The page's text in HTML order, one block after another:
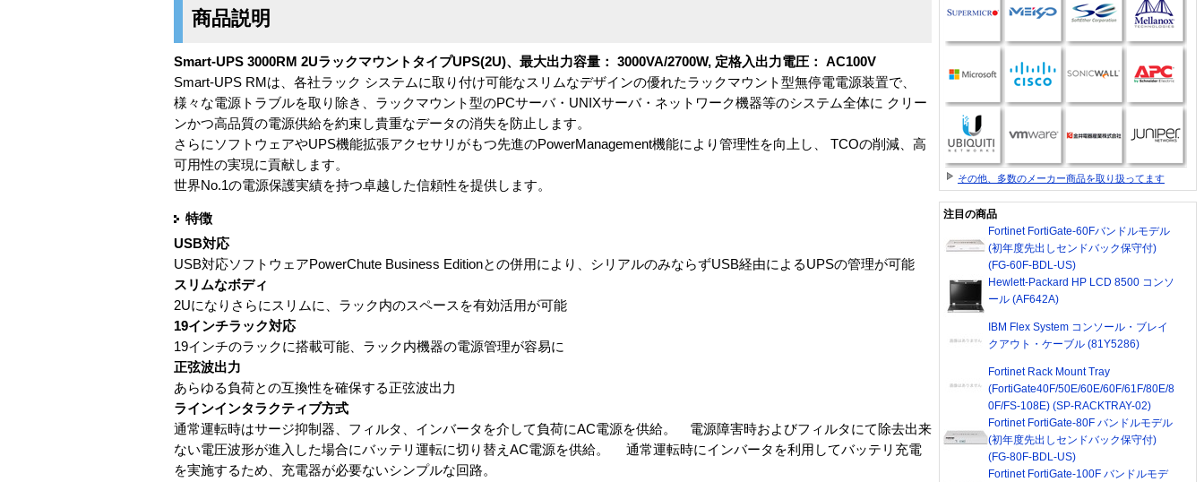
商品説明
Smart-UPS 3000RM 2UラックマウントタイプUPS(2U)、最大出力容量： 3000VA/2700W, 定格入出力電圧： AC100V
Smart-UPS RMは、各社ラック システムに取り付け可能なスリムなデザインの優れたラックマウント型無停電電源装置で、
様々な電源トラブルを取り除き、ラックマウント型のPCサーバ・UNIXサーバ・ネットワーク機器等のシステム全体に クリー
ンかつ高品質の電源供給を約束し貴重なデータの消失を防止します。
さらにソフトウェアやUPS機能拡張アクセサリがもつ先進のPowerManagement機能により管理性を向上し、 TCOの削減、高
可用性の実現に貢献します。
世界No.1の電源保護実績を持つ卓越した信頼性を提供します。
特徴
USB対応
USB対応ソフトウェアPowerChute Business Editionとの併用により、シリアルのみならずUSB経由によるUPSの管理が可能
スリムなボディ
2Uになりさらにスリムに、ラック内のスペースを有効活用が可能
19インチラック対応
19インチのラックに搭載可能、ラック内機器の電源管理が容易に
正弦波出力
あらゆる負荷との互換性を確保する正弦波出力
ラインインタラクティブ方式
通常運転時はサージ抑制器、フィルタ、インバータを介して負荷にAC電源を供給。 電源障害時およびフィルタにて除去出来
ない電圧波形が進入した場合にバッテリ運転に切り替えAC電源を供給。 通常運転時にインバータを利用してバッテリ充電
を実施するため、充電器が必要ないシンプルな回路。
その他、多数のメーカー商品を取り扱ってます
注目の商品
Fortinet FortiGate-60Fバンドルモデル
(初年度先出しセンドバック保守付)
(FG-60F-BDL-US)
Hewlett-Packard HP LCD 8500 コンソ
ール (AF642A)
IBM Flex System コンソール・ブレイ
クアウト・ケーブル (81Y5286)
Fortinet Rack Mount Tray
(FortiGate40F/50E/60E/60F/61F/80E/8
0F/FS-108E) (SP-RACKTRAY-02)
Fortinet FortiGate-80F バンドルモデル
(初年度先出しセンドバック保守付)
(FG-80F-BDL-US)
Fortinet FortiGate-100F バンドルモデ